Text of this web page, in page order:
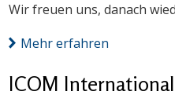
Wir freuen uns, danach
Mehr erfahren
ICOM